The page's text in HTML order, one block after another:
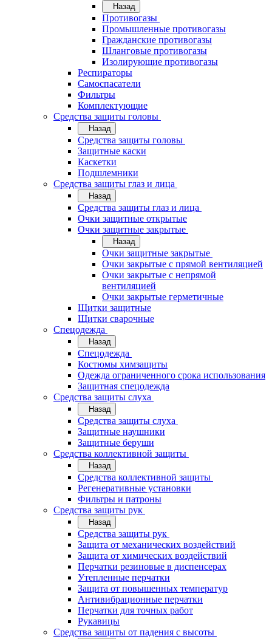
Назад
Противогазы
Промышленные противогазы
Гражданские противогазы
Шланговые противогазы
Изолирующие противогазы
Респираторы
Самоспасатели
Фильтры
Комплектующие
Средства защиты головы
Назад
Средства защиты головы
Защитные каски
Каскетки
Подшлемники
Средства защиты глаз и лица
Назад
Средства защиты глаз и лица
Очки защитные открытые
Очки защитные закрытые
Назад
Очки защитные закрытые
Очки закрытые с прямой вентиляцией
Очки закрытые с непрямой
вентиляцией
Очки закрытые герметичные
Щитки защитные
Щитки сварочные
Спецодежда
Назад
Спецодежда
Костюмы химзащиты
Одежда ограниченного срока использования
Защитная спецодежда
Средства защиты слуха
Назад
Средства защиты слуха
Защитные наушники
Защитные беруши
Средства коллективной защиты
Назад
Средства коллективной защиты
Регенеративные установки
Фильтры и патроны
Средства защиты рук
Назад
Средства защиты рук
Защита от механических воздействий
Защита от химических воздействий
Перчатки резиновые в диспенсерах
Утепленные перчатки
Защита от повышенных температур
Антивибрационные перчатки
Перчатки для точных работ
Рукавицы
Средства защиты от падения с высоты